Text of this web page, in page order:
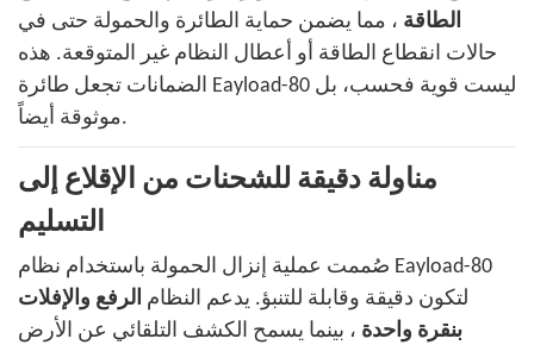
الطاقة ، مما يضمن حماية الطائرة والحمولة حتى في
حالات انقطاع الطاقة أو أعطال النظام غير المتوقعة. هذه
الضمانات تجعل طائرة Eayload-80 ليست قوية فحسب، بل
موثوقة أيضاً.
مناولة دقيقة للشحنات من الإقلاع إلى
التسليم
صُممت عملية إنزال الحمولة باستخدام نظام Eayload-80
لتكون دقيقة وقابلة للتنبؤ. يدعم النظام الرفع والإفلات
بنقرة واحدة ، بينما يسمح الكشف التلقائي عن الأرض